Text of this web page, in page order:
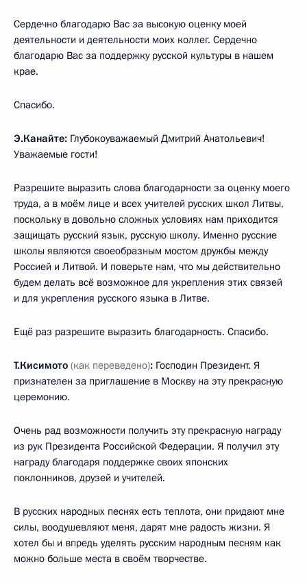
Сердечно благодарю Вас за высокую оценку моей
деятельности и деятельности моих коллег. Сердечно
благодарю Вас за поддержку русской культуры в нашем
крае.
Спасибо.
Э.Канайте: Глубокоуважаемый Дмитрий Анатольевич!
Уважаемые гости!
Разрешите выразить слова благодарности за оценку моего
труда, а в моём лице и всех учителей русских школ Литвы,
поскольку в довольно сложных условиях нам приходится
защищать русский язык, русскую школу. Именно русские
школы являются своеобразным мостом дружбы между
Россией и Литвой. И поверьте нам, что мы действительно
будем делать всё возможное для укрепления этих связей
и для укрепления русского языка в Литве.
Ещё раз разрешите выразить благодарность. Спасибо.
Т.Кисимото (как переведено): Господин Президент. Я
признателен за приглашение в Москву на эту прекрасную
церемонию.
Очень рад возможности получить эту прекрасную награду
из рук Президента Российской Федерации. Я получил эту
награду благодаря поддержке своих японских
поклонников, друзей и учителей.
В русских народных песнях есть теплота, они придают мне
силы, воодушевляют меня, дарят мне радость жизни. Я
хотел бы и впредь уделять русским народным песням как
можно больше места в своём творчестве.